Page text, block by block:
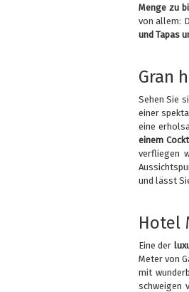
Menge zu
von allem:
und Tapas
Gran
Sehen Sie
einer
eine
einem
verfliegen
und lässt
Hotel
Eine der
Meter von
mit
schweigen